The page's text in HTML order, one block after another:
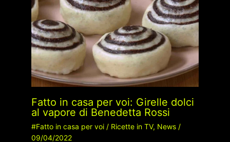
Fatto in casa per voi: Girelle dolci
al vapore di Benedetta Rossi
#Fatto in casa per voi/ Ricette in TV, News/
09/04/2022